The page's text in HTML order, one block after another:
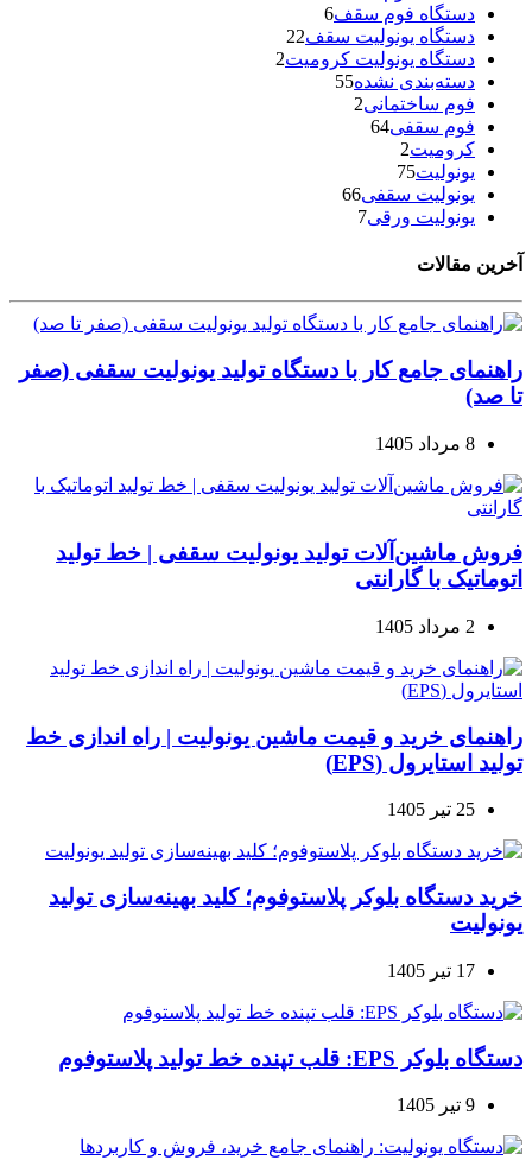
دستگاه فوم سقف6
دستگاه یونولیت سقف22
دستگاه یونولیت کرومیت2
دسته‌بندی نشده55
فوم ساختمانی2
فوم سقفی64
کرومیت2
یونولیت75
یونولیت سقفی66
یونولیت ورقی7
آخرین مقالات
راهنمای جامع کار با دستگاه تولید یونولیت سقفی (صفر
تا صد)
8 مرداد 1405
فروش ماشین‌آلات تولید یونولیت سقفی | خط تولید
اتوماتیک با گارانتی
2 مرداد 1405
راهنمای خرید و قیمت ماشین یونولیت | راه اندازی خط
تولید استایرول (EPS)
25 تیر 1405
خرید دستگاه بلوکر پلاستوفوم؛ کلید بهینه‌سازی تولید
یونولیت
17 تیر 1405
دستگاه بلوکر EPS: قلب تپنده خط تولید پلاستوفوم
9 تیر 1405